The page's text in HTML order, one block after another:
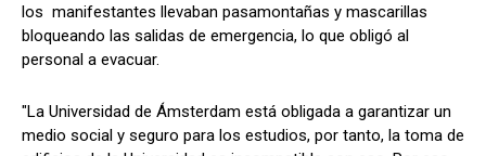
los manifestantes llevaban pasamontañas y mascarillas
bloqueando las salidas de emergencia, lo que obligó al
personal a evacuar.
"La Universidad de Ámsterdam está obligada a garantizar un
medio social y seguro para los estudios, por tanto, la toma de